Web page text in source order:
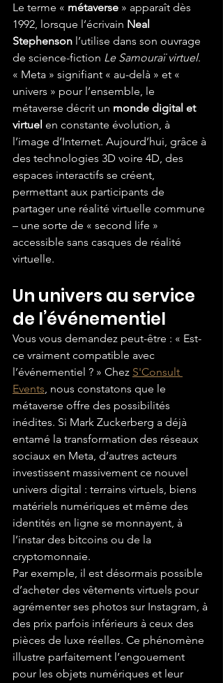
Le terme « métaverse » apparaît dès
1992, lorsque l’écrivain Neal
Stephenson l’utilise dans son ouvrage
de science-fiction Le Samouraï virtuel.
« Meta » signifiant « au-delà » et «
univers » pour l’ensemble, le
métaverse décrit un monde digital et
virtuel en constante évolution, à
l’image d’Internet. Aujourd’hui, grâce à
des technologies 3D voire 4D, des
espaces interactifs se créent,
permettant aux participants de
partager une réalité virtuelle commune
– une sorte de « second life »
accessible sans casques de réalité
virtuelle.
Un univers au service
de l’événementiel
Vous vous demandez peut-être : « Est-
ce vraiment compatible avec
l’événementiel ? » Chez S'Consult
Events, nous constatons que le
métaverse offre des possibilités
inédites. Si Mark Zuckerberg a déjà
entamé la transformation des réseaux
sociaux en Meta, d’autres acteurs
investissent massivement ce nouvel
univers digital : terrains virtuels, biens
matériels numériques et même des
identités en ligne se monnayent, à
l’instar des bitcoins ou de la
cryptomonnaie.
Par exemple, il est désormais possible
d’acheter des vêtements virtuels pour
agrémenter ses photos sur Instagram, à
des prix parfois inférieurs à ceux des
pièces de luxe réelles. Ce phénomène
illustre parfaitement l’engouement
pour les objets numériques et leur